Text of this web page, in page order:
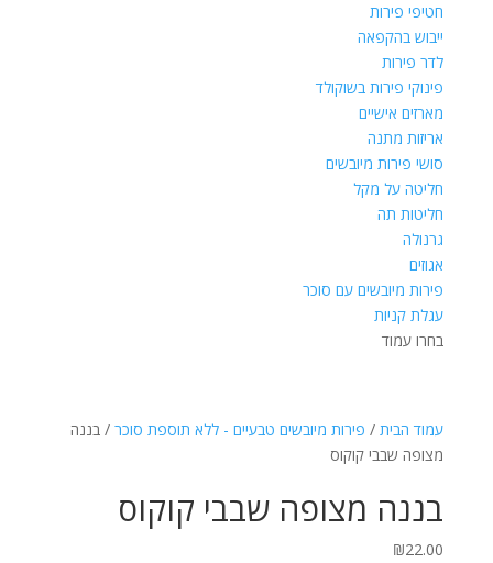
חטיפי פירות
ייבוש בהקפאה
לדר פירות
פינוקי פירות בשוקולד
מארזים אישיים
אריזות מתנה
סושי פירות מיובשים
חליטה על מקל
חליטות תה
גרנולה
אגוזים
פירות מיובשים עם סוכר
עגלת קניות
בחרו עמוד
עמוד הבית/ פירות מיובשים טבעיים - ללא תוספת סוכר/ בננה
מצופה שבבי קוקוס
בננה מצופה שבבי קוקוס
₪22.00